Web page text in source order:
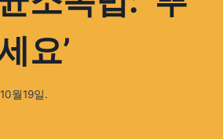
요’
월19일.